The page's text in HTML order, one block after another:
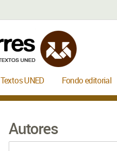
Textos UNED Fondo editorial
Autores